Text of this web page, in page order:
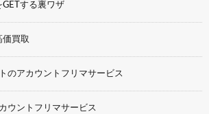
する裏ワザ
買取
のアカウントフリマサービス
ウントフリマサービス